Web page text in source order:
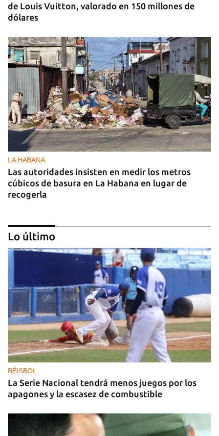
de Louis Vuitton, valorado en 150 millones de
dólares
LA HABANA
Las autoridades insisten en medir los metros
cúbicos de basura en La Habana en lugar de
recogerla
25N
Pese al subregistro de los datos oficiales, Cuba
tiene una alta incidencia de feminicidios
Lo último
BÉISBOL
La Serie Nacional tendrá menos juegos por los
apagones y la escasez de combustible